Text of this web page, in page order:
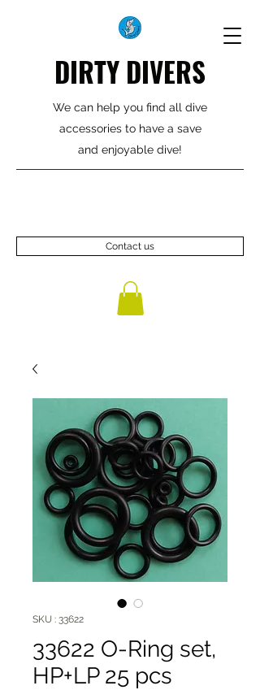
DIRTY DIVERS
We can help you find all dive
accessories to have a save
and enjoyable dive!
Contact us
SKU : 33622
33622 O-Ring set,
HP+LP 25 pcs